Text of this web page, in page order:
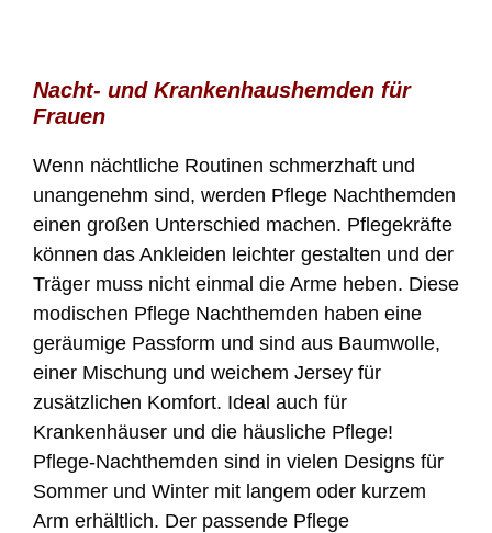
Nacht- und Krankenhaushemden für
Frauen
Wenn nächtliche Routinen schmerzhaft und
unangenehm sind, werden Pflege Nachthemden
einen großen Unterschied machen. Pflegekräfte
können das Ankleiden leichter gestalten und der
Träger muss nicht einmal die Arme heben. Diese
modischen Pflege Nachthemden haben eine
geräumige Passform und sind aus Baumwolle,
einer Mischung und weichem Jersey für
zusätzlichen Komfort. Ideal auch für
Krankenhäuser und die häusliche Pflege!
Pflege-Nachthemden sind in vielen Designs für
Sommer und Winter mit langem oder kurzem
Arm erhältlich. Der passende Pflege